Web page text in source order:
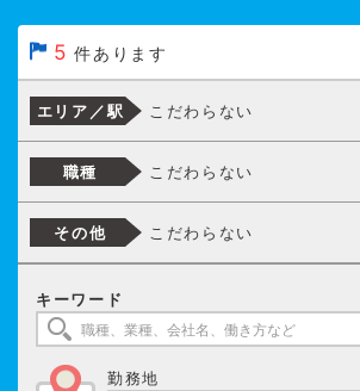
5 件あります
エリア／駅 こだわらない
職種 こだわらない
その他 こだわらない
キーワード
勤務地